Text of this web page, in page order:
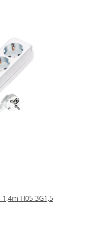
H05 3G1,5